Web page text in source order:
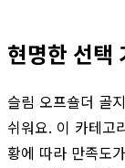
현명한 선택
슬림 오프숄더 골
쉬워요. 이 카테고
황에 따라 만족도